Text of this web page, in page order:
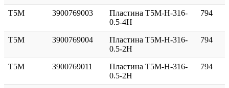
T5M 3900769003
Пластина T5M-H-316-
0.5-4H
794
T5M 3900769004
Пластина T5M-H-316-
0.5-2H
794
T5M 3900769011
Пластина T5M-H-316-
0.5-2H
794